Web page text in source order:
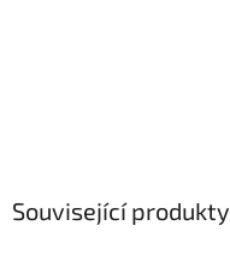
Související produkty